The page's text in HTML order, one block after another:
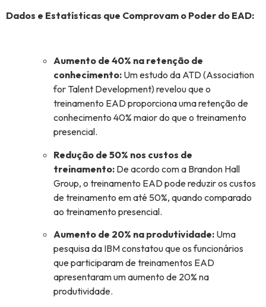
Dados e Estatísticas que Comprovam o Poder do EAD:
Aumento de 40% na retenção de
conhecimento: Um estudo da ATD (Association
for Talent Development) revelou que o
treinamento EAD proporciona uma retenção de
conhecimento 40% maior do que o treinamento
presencial.
Redução de 50% nos custos de
treinamento: De acordo com a Brandon Hall
Group, o treinamento EAD pode reduzir os custos
de treinamento em até 50%, quando comparado
ao treinamento presencial.
Aumento de 20% na produtividade: Uma
pesquisa da IBM constatou que os funcionários
que participaram de treinamentos EAD
apresentaram um aumento de 20% na
produtividade.